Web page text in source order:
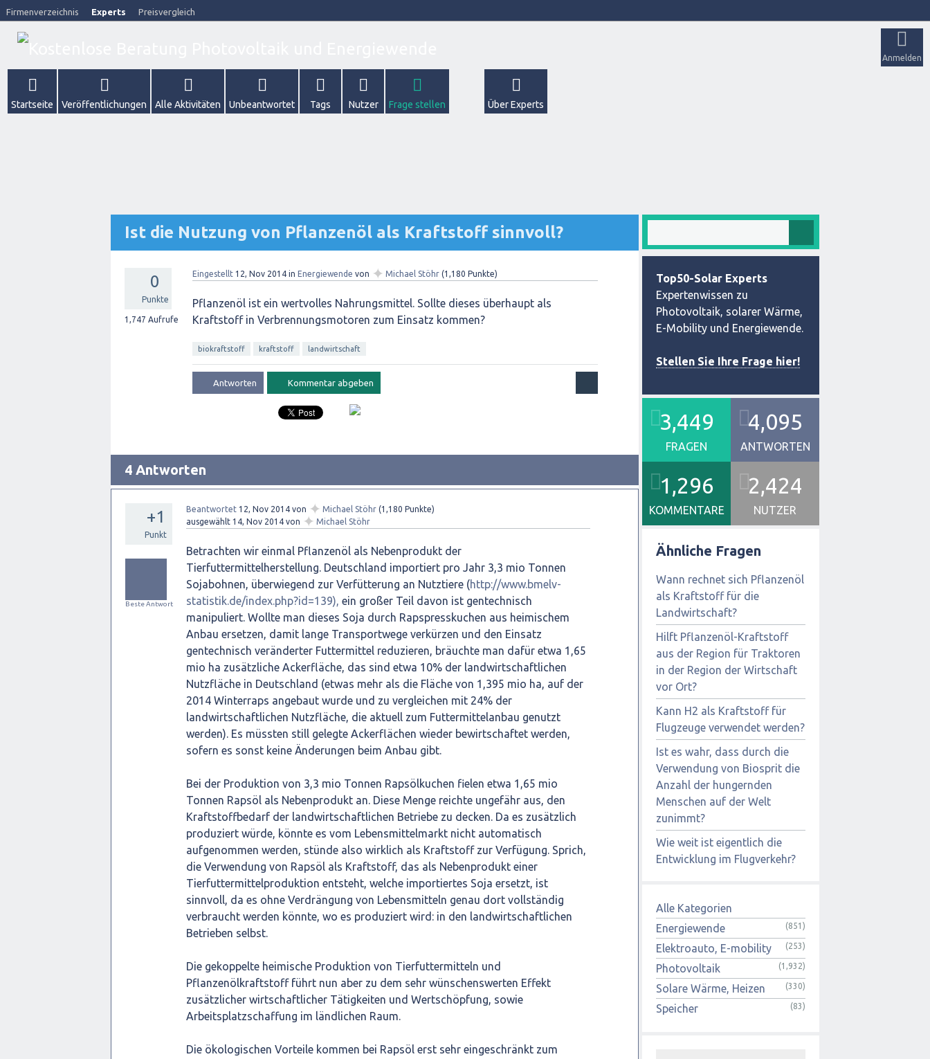
Firmenverzeichnis Experts Preisvergleich
Anmelden
Startseite Veröffentlichungen Alle Aktivitäten Unbeantwortet Tags Nutzer Frage stellen Über Experts
Ist die Nutzung von Pflanzenöl als Kraftstoff sinnvoll?
0
Punkte
1,747 Aufrufe
Eingestellt 12, Nov 2014 in Energiewende von ✦ Michael Stöhr (1,180 Punkte)
Pflanzenöl ist ein wertvolles Nahrungsmittel. Sollte dieses überhaupt als
Kraftstoff in Verbrennungsmotoren zum Einsatz kommen?
biokraftstoff kraftstoff landwirtschaft
4 Antworten
+1
Punkt
Beantwortet 12, Nov 2014 von ✦ Michael Stöhr (1,180 Punkte)
ausgewählt 14, Nov 2014 von ✦ Michael Stöhr
Beste Antwort
Betrachten wir einmal Pflanzenöl als Nebenprodukt der
Tierfuttermittelherstellung. Deutschland importiert pro Jahr 3,3 mio Tonnen
Sojabohnen, überwiegend zur Verfütterung an Nutztiere (http://www.bmelv-
statistik.de/index.php?id=139), ein großer Teil davon ist gentechnisch
manipuliert. Wollte man dieses Soja durch Rapspresskuchen aus heimischem
Anbau ersetzen, damit lange Transportwege verkürzen und den Einsatz
gentechnisch veränderter Futtermittel reduzieren, bräuchte man dafür etwa 1,65
mio ha zusätzliche Ackerfläche, das sind etwa 10% der landwirtschaftlichen
Nutzfläche in Deutschland (etwas mehr als die Fläche von 1,395 mio ha, auf der
2014 Winterraps angebaut wurde und zu vergleichen mit 24% der
landwirtschaftlichen Nutzfläche, die aktuell zum Futtermittelanbau genutzt
werden). Es müssten still gelegte Ackerflächen wieder bewirtschaftet werden,
sofern es sonst keine Änderungen beim Anbau gibt.
Bei der Produktion von 3,3 mio Tonnen Rapsölkuchen fielen etwa 1,65 mio
Tonnen Rapsöl als Nebenprodukt an. Diese Menge reichte ungefähr aus, den
Kraftstoffbedarf der landwirtschaftlichen Betriebe zu decken. Da es zusätzlich
produziert würde, könnte es vom Lebensmittelmarkt nicht automatisch
aufgenommen werden, stünde also wirklich als Kraftstoff zur Verfügung. Sprich,
die Verwendung von Rapsöl als Kraftstoff, das als Nebenprodukt einer
Tierfuttermittelproduktion entsteht, welche importiertes Soja ersetzt, ist
sinnvoll, da es ohne Verdrängung von Lebensmitteln genau dort vollständig
verbraucht werden könnte, wo es produziert wird: in den landwirtschaftlichen
Betrieben selbst.
Die gekoppelte heimische Produktion von Tierfuttermitteln und
Pflanzenölkraftstoff führt nun aber zu dem sehr wünschenswerten Effekt
zusätzlicher wirtschaftlicher Tätigkeiten und Wertschöpfung, sowie
Arbeitsplatzschaffung im ländlichen Raum.
Die ökologischen Vorteile kommen bei Rapsöl erst sehr eingeschränkt zum
Top50-Solar Experts
Expertenwissen zu
Photovoltaik, solarer Wärme,
E-Mobility und Energiewende.
Stellen Sie Ihre Frage hier!
3,449
FRAGEN
4,095
ANTWORTEN
1,296
KOMMENTARE
2,424
NUTZER
Ähnliche Fragen
Wann rechnet sich Pflanzenöl
als Kraftstoff für die
Landwirtschaft?
Hilft Pflanzenöl-Kraftstoff
aus der Region für Traktoren
in der Region der Wirtschaft
vor Ort?
Kann H2 als Kraftstoff für
Flugzeuge verwendet werden?
Ist es wahr, dass durch die
Verwendung von Biosprit die
Anzahl der hungernden
Menschen auf der Welt
zunimmt?
Wie weit ist eigentlich die
Entwicklung im Flugverkehr?
Alle Kategorien
Energiewende
(851)
Elektroauto, E-mobility (253)
Photovoltaik (1,932)
Solare Wärme, Heizen (330)
Speicher (83)